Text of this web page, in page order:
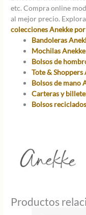
etc. Compra online
al mejor precio.
colecciones Anekke
Bandoleras
Mochilas Anekke
Bolsos de
Tote & Shoppers
Bolsos de mano
Carteras y
Bolsos
Productos